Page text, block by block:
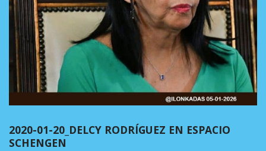
2020-01-20_DELCY RODRÍGUEZ EN ESPACIO
SCHENGEN